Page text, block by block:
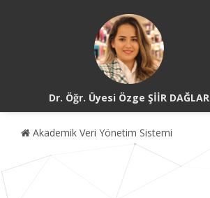
Dr. Öğr. Üyesi Özge ŞİİR DAĞLAR
Akademik Veri Yönetim Sistemi